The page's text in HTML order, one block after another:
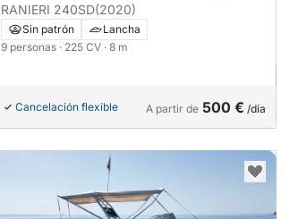
RANIERI 240SD(2020)
Sin patrón
Lancha
9 personas · 225 CV · 8 m
Cancelación flexible A partir de 500 € /día